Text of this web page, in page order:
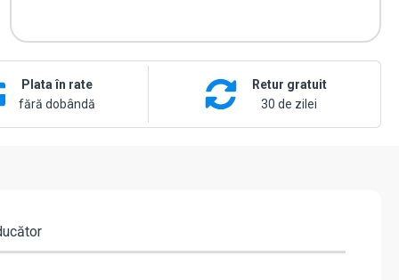
Plata în rate
fără dobândă
Retur gratuit
30 de zilei